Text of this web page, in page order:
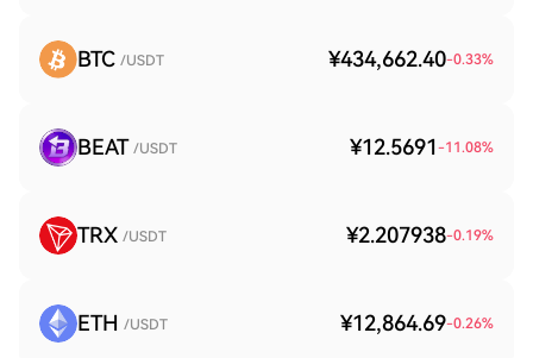
BTC /USDT ¥434,662.40-0.33%
BEAT /USDT ¥12.5691 -11.08%
TRX /USDT ¥2.207938-0.19%
ETH /USDT ¥12,864.69-0.26%